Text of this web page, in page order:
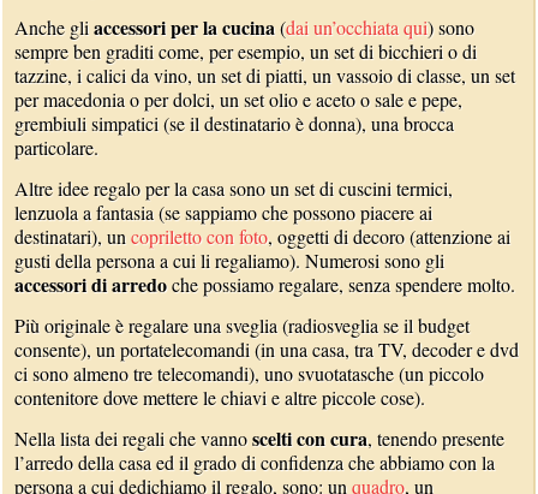
Anche gliaccessori per la cucina(dai un’occhiata qui) sono
sempre ben graditi come, per esempio, un set di bicchieri o di
tazzine, i calici da vino, un set di piatti, un vassoio di classe, un set
per macedonia o per dolci, un set olio e aceto o sale e pepe,
grembiuli simpatici (se il destinatario è donna), una brocca
particolare.
Altre idee regalo per la casa sono un set di cuscini termici,
lenzuola a fantasia (se sappiamo che possono piacere ai
destinatari), uncopriletto con foto, oggetti di decoro (attenzione ai
gusti della persona a cui li regaliamo). Numerosi sono gli
accessori di arredoche possiamo regalare, senza spendere molto.
Più originale è regalare una sveglia (radiosveglia se il budget
consente), un portatelecomandi (in una casa, tra TV, decoder e dvd
ci sono almeno tre telecomandi), uno svuotatasche (un piccolo
contenitore dove mettere le chiavi e altre piccole cose).
Nella lista dei regali che vannoscelti con cura, tenendo presente
l’arredo della casa ed il grado di confidenza che abbiamo con la
persona a cui dedichiamo il regalo, sono: unquadro, un